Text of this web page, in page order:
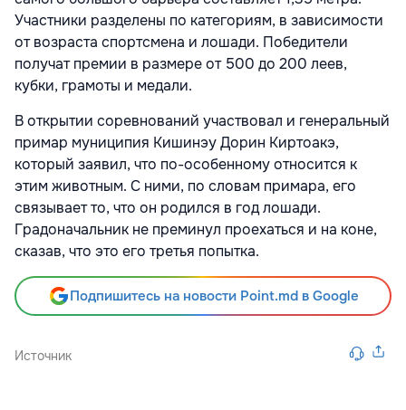
Участники разделены по категориям, в зависимости
от возраста спортсмена и лошади. Победители
получат премии в размере от 500 до 200 леев,
кубки, грамоты и медали.
В открытии соревнований участвовал и генеральный
примар муниципия Кишинэу Дорин Киртоакэ,
который заявил, что по-особенному относится к
этим животным. С ними, по словам примара, его
связывает то, что он родился в год лошади.
Градоначальник не преминул проехаться и на коне,
сказав, что это его третья попытка.
Подпишитесь на новости Point.md в Google
Источник